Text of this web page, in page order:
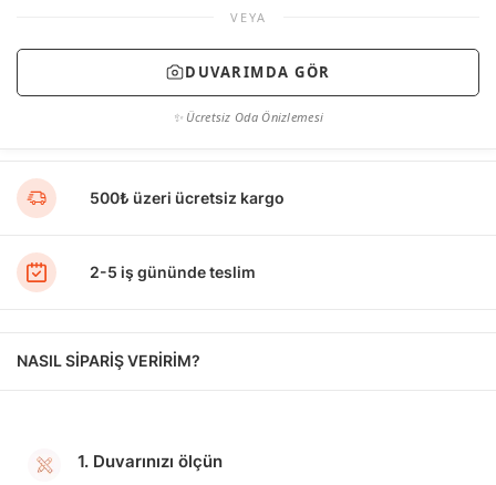
VEYA
DUVARIMDA GÖR
✨ Ücretsiz Oda Önizlemesi
500₺ üzeri ücretsiz kargo
2-5 iş gününde teslim
NASIL SİPARİŞ VERİRİM?
1. Duvarınızı ölçün